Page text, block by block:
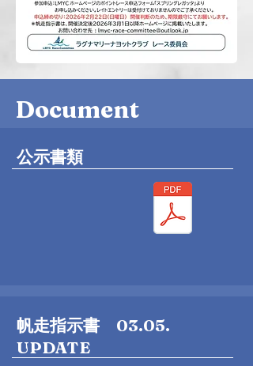
Document
公示書類
帆走指示書 03.05.
UPDATE